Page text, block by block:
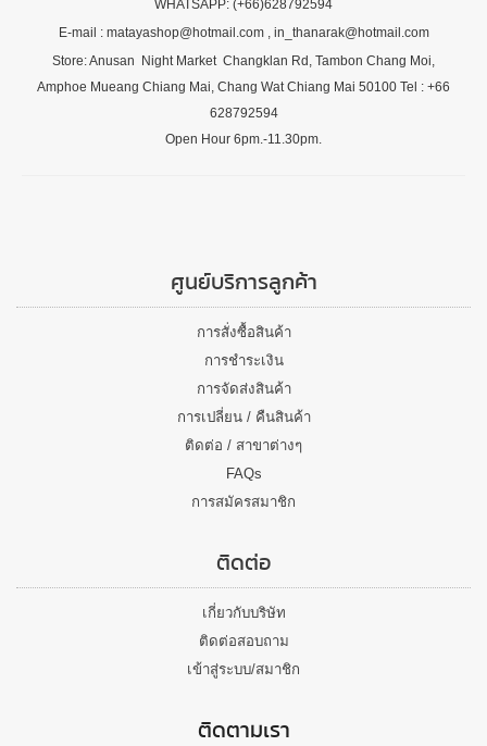
WHATSAPP: (+66)628792594
E-mail : matayashop@hotmail.com , in_thanarak@hotmail.com
Store: Anusan Night Market Changklan Rd, Tambon Chang Moi,
Amphoe Mueang Chiang Mai, Chang Wat Chiang Mai 50100 Tel : +66
628792594
Open Hour 6pm.-11.30pm.
ศูนย์บริการลูกค้า
การสั่งซื้อสินค้า
การชำระเงิน
การจัดส่งสินค้า
การเปลี่ยน / คืนสินค้า
ติดต่อ / สาขาต่างๆ
FAQs
การสมัครสมาชิก
ติดต่อ
เกี่ยวกับบริษัท
ติดต่อสอบถาม
เข้าสู่ระบบ/สมาชิก
ติดตามเรา